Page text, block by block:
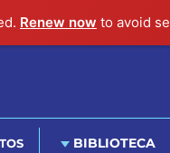
Renew now to avoid
BIBLIOTECA